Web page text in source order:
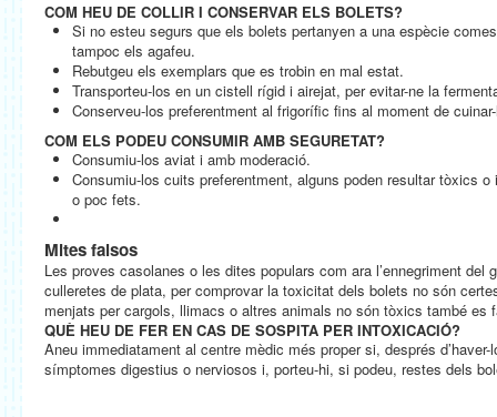
COM HEU DE COLLIR I CONSERVAR ELS BOLETS?
Si no esteu segurs que els bolets pertanyen a una espècie
tampoc els agafeu.
Rebutgeu els exemplars que es trobin en mal estat.
Transporteu-los en un cistell rígid i airejat, per evitar-ne la
Conserveu-los preferentment al frigorífic fins al moment de
COM ELS PODEU CONSUMIR AMB SEGURETAT?
Consumiu-los aviat i amb moderació.
Consumiu-los cuits preferentment, alguns poden resultar tòxics
o poc fets.
Mites falsos
Les proves casolanes o les dites populars com ara l’ennegriment del
culleretes de plata, per comprovar la toxicitat dels bolets no són
menjats per cargols, llimacs o altres animals no són tòxics també es
QUÈ HEU DE FER EN CAS DE SOSPITA PER INTOXICACIÓ?
Aneu immediatament al centre mèdic més proper si, després
símptomes digestius o nerviosos i, porteu-hi, si podeu, restes dels